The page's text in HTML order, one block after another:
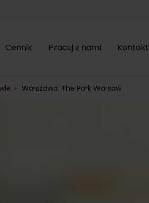
Cennik Pracuj z nami Kontakt
► Warszawa: The Park Warsaw